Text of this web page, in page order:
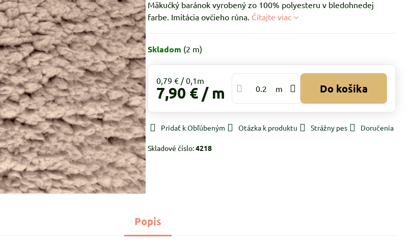
Mäkučký baránok vyrobený zo 100% polyesteru v bledohnedej
farbe. Imitácia ovčieho rúna. Čítajte viac
Skladom (2 m)
0,79 €
7,90 € / m m Do košíka
Pridať k Obľúbeným Otázka k produktu Strážny pes Doručenia
Skladové číslo:4218
Popis